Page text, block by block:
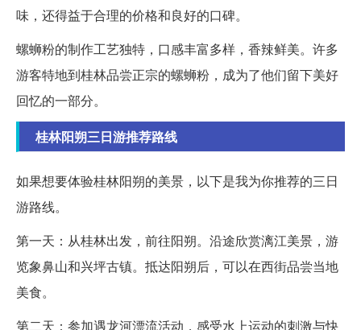
味，还得益于合理的价格和良好的口碑。
螺蛳粉的制作工艺独特，口感丰富多样，香辣鲜美。许多
游客特地到桂林品尝正宗的螺蛳粉，成为了他们留下美好
回忆的一部分。
桂林阳朔三日游推荐路线
如果想要体验桂林阳朔的美景，以下是我为你推荐的三日
游路线。
第一天：从桂林出发，前往阳朔。沿途欣赏漓江美景，游
览象鼻山和兴坪古镇。抵达阳朔后，可以在西街品尝当地
美食。
第二天：参加遇龙河漂流活动，感受水上运动的刺激与快